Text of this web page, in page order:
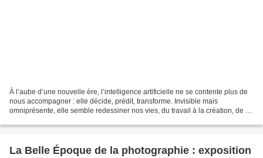
À l’aube d’une nouvelle ère, l’intelligence artificielle ne se contente plus de
nous accompagner : elle décide, prédit, transforme. Invisible mais
omniprésente, elle semble redessiner nos vies, du travail à la création, de la
La Belle Époque de la photographie : exposition